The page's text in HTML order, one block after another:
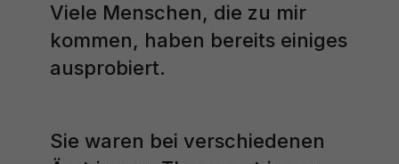
Viele Menschen, die zu mir
kommen, haben bereits einiges
ausprobiert.
Sie waren bei verschiedenen